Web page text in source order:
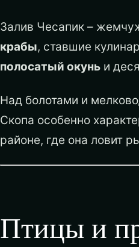
Залив Чесапик –
крабы, ставшие
полосатый окунь и
Над болотами и
Скопа особенно
районе, где она ловит
Птицы и